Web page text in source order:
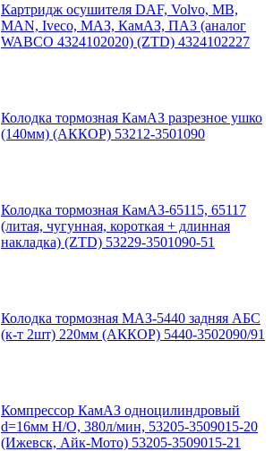
Картридж осушителя DAF, Volvo, MB,
MAN, Iveco, МАЗ, КамАЗ, ПА3 (аналог
WABCO 4324102020) (ZTD) 4324102227
Колодка тормозная КамАЗ разрезное ушко
(140мм) (АККОР) 53212-3501090
Колодка тормозная КамАЗ-65115, 65117
(литая, чугунная, короткая + длинная
накладка) (ZTD) 53229-3501090-51
Колодка тормозная МАЗ-5440 задняя АБС
(к-т 2шт) 220мм (АККОР) 5440-3502090/91
Компрессор КамАЗ одноцилиндровый
d=16мм Н/О, 380л/мин, 53205-3509015-20
(Ижевск, Айк-Мото) 53205-3509015-21